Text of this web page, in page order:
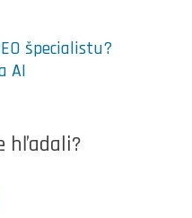
špecialistu?
AI
hľadali?